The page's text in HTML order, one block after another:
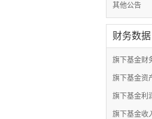
其他公告
财务数据
旗下基金财
旗下基金资
旗下基金利
旗下基金收